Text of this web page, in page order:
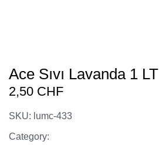
Ace Sıvı Lavanda 1 LT
2,50 CHF
SKU: lumc-433
Category: